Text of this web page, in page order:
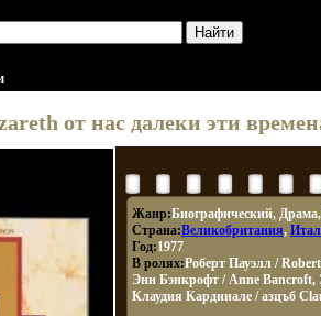
от нас далеки эти
Жанр:Биографический,
Страна:Великобритания,
Год:1977
В ролях:Роберт Пауэлл /
Энн Бэнкрофт / Anne Bancroft,
Клаудия Кардинале / азцъб